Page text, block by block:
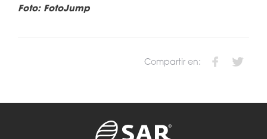
Foto: FotoJump
Compartir en: